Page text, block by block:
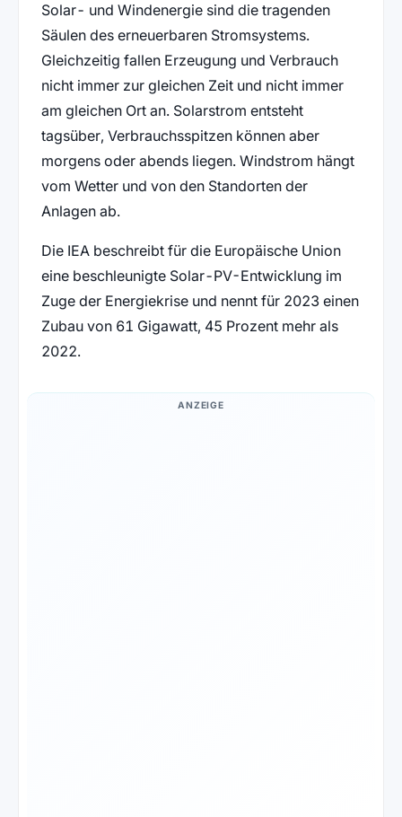
Solar- und Windenergie sind die tragenden
Säulen des erneuerbaren Stromsystems.
Gleichzeitig fallen Erzeugung und Verbrauch
nicht immer zur gleichen Zeit und nicht immer
am gleichen Ort an. Solarstrom entsteht
tagsüber, Verbrauchsspitzen können aber
morgens oder abends liegen. Windstrom hängt
vom Wetter und von den Standorten der
Anlagen ab.
Die IEA beschreibt für die Europäische Union
eine beschleunigte Solar-PV-Entwicklung im
Zuge der Energiekrise und nennt für 2023 einen
Zubau von 61 Gigawatt, 45 Prozent mehr als
2022.
ANZEIGE